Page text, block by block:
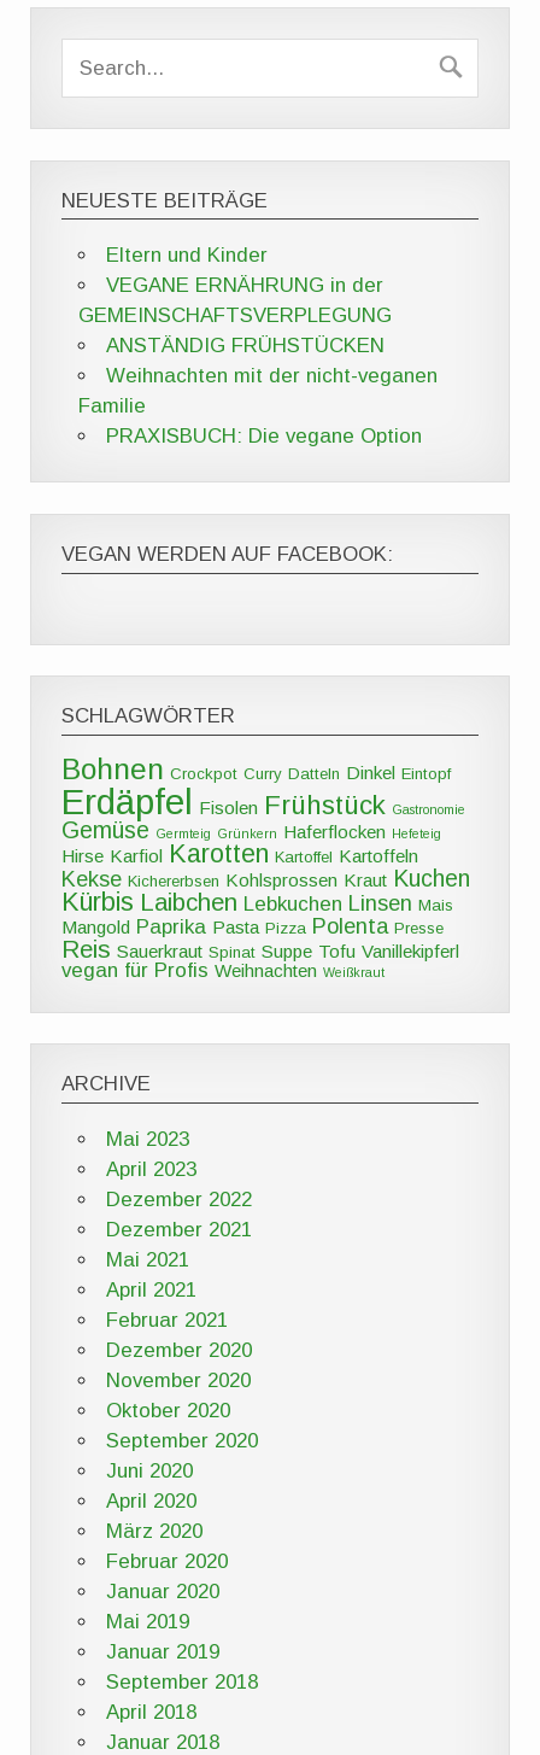
NEUESTE BEITRÄGE
Eltern und Kinder
VEGANE ERNÄHRUNG in der
GEMEINSCHAFTSVERPLEGUNG
ANSTÄNDIG FRÜHSTÜCKEN
Weihnachten mit der nicht-veganen
Familie
PRAXISBUCH: Die vegane Option
VEGAN WERDEN AUF FACEBOOK:
SCHLAGWÖRTER
Bohnen Crockpot Curry Datteln Dinkel Eintopf
Erdäpfel Fisolen Frühstück Gastronomie
Gemüse Germteig Grünkern Haferflocken Hefeteig
Hirse Karfiol Karotten Kartoffel Kartoffeln
Kekse Kichererbsen Kohlsprossen Kraut Kuchen
Kürbis Laibchen Lebkuchen Linsen Mais
Mangold Paprika Pasta Pizza Polenta Presse
Reis Sauerkraut Spinat Suppe Tofu Vanillekipferl
vegan für Profis Weihnachten Weißkraut
ARCHIVE
Mai 2023
April 2023
Dezember 2022
Dezember 2021
Mai 2021
April 2021
Februar 2021
Dezember 2020
November 2020
Oktober 2020
September 2020
Juni 2020
April 2020
März 2020
Februar 2020
Januar 2020
Mai 2019
Januar 2019
September 2018
April 2018
Januar 2018